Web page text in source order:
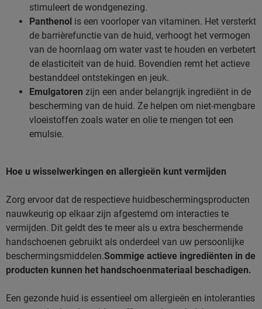
stimuleert de wondgenezing.
Panthenol is een voorloper van vitaminen. Het versterkt
de barrièrefunctie van de huid, verhoogt het vermogen
van de hoornlaag om water vast te houden en verbetert
de elasticiteit van de huid. Bovendien remt het actieve
bestanddeel ontstekingen en jeuk.
Emulgatoren zijn een ander belangrijk ingrediënt in de
bescherming van de huid. Ze helpen om niet-mengbare
vloeistoffen zoals water en olie te mengen tot een
emulsie.
Hoe u wisselwerkingen en allergieën kunt vermijden
Zorg ervoor dat de respectieve huidbeschermingsproducten
nauwkeurig op elkaar zijn afgestemd om interacties te
vermijden. Dit geldt des te meer als u extra beschermende
handschoenen gebruikt als onderdeel van uw persoonlijke
beschermingsmiddelen.Sommige actieve ingrediënten in de
producten kunnen het handschoenmateriaal beschadigen.
Een gezonde huid is essentieel om allergieën en intoleranties